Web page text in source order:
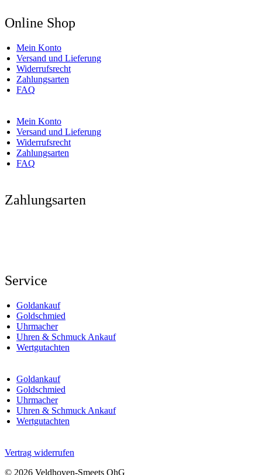
Online Shop
Mein Konto
Versand und Lieferung
Widerrufsrecht
Zahlungsarten
FAQ
Mein Konto
Versand und Lieferung
Widerrufsrecht
Zahlungsarten
FAQ
Zahlungsarten
Service
Goldankauf
Goldschmied
Uhrmacher
Uhren & Schmuck Ankauf
Wertgutachten
Goldankauf
Goldschmied
Uhrmacher
Uhren & Schmuck Ankauf
Wertgutachten
Vertrag widerrufen
© 2026 Veldhoven-Smeets OhG